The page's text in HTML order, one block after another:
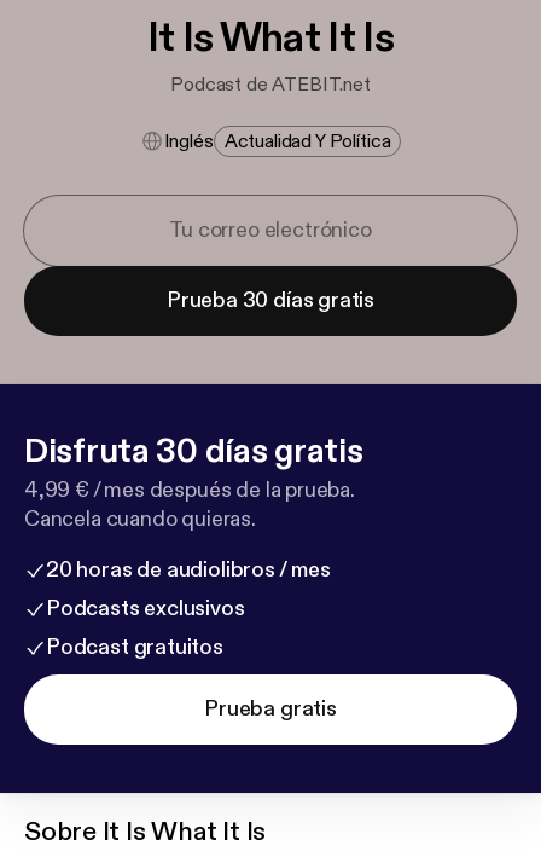
It Is What It Is
Podcast de ATEBIT.net
Inglés Actualidad Y Política
Prueba 30 días gratis
Disfruta 30 días gratis
4,99 € / mes después de la prueba.
Cancela cuando quieras.
20 horas de audiolibros / mes
Podcasts exclusivos
Podcast gratuitos
Prueba gratis
Sobre It Is What It Is